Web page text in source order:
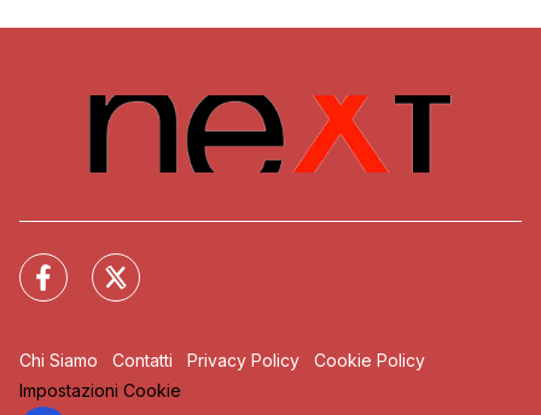
Chi Siamo Contatti Privacy Policy
Cookie Policy
Impostazioni Cookie